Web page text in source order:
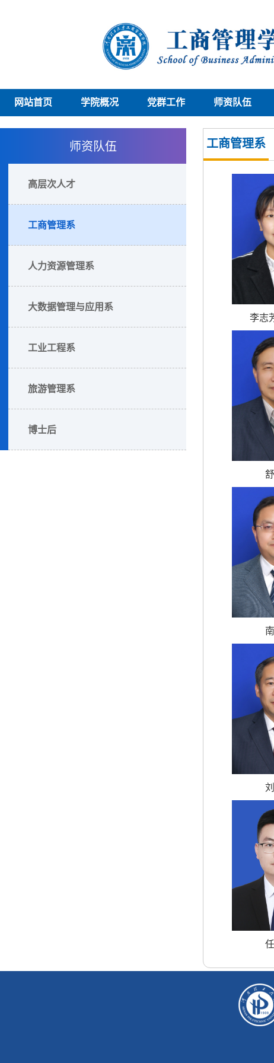
网站首页 学院概况 党群工作 师资队伍
师资队伍
高层次人才
工商管理系
人力资源管理系
大数据管理与应用系
工业工程系
旅游管理系
博士后
工商管理系
李志